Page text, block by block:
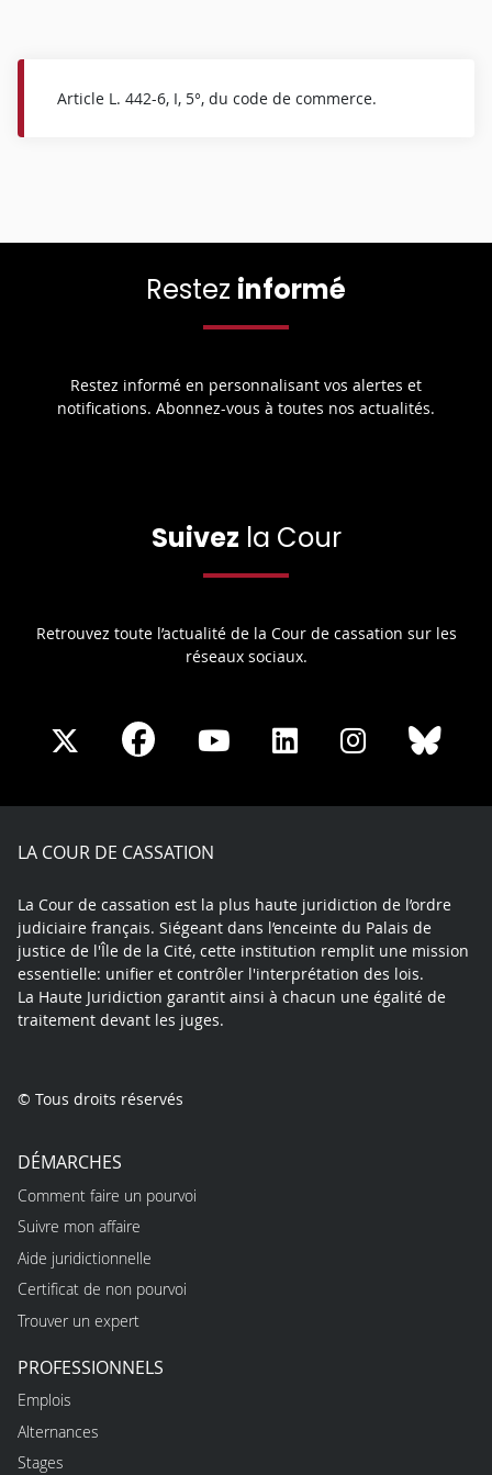
Article L. 442-6, I, 5°, du code de commerce.
Restez informé
Restez informé en personnalisant vos alertes et
notifications. Abonnez-vous à toutes nos actualités.
Suivez la Cour
Retrouvez toute l’actualité de la Cour de cassation sur les
réseaux sociaux.
Share
X
Share
Facebook
Share
Youtube
Share
LinkedIn
Share
Instagram
LA COUR DE CASSATION
La Cour de cassation est la plus haute juridiction de l’ordre
judiciaire français. Siégeant dans l’enceinte du Palais de
justice de l'Île de la Cité, cette institution remplit une mission
essentielle: unifier et contrôler l'interprétation des lois.
La Haute Juridiction garantit ainsi à chacun une égalité de
traitement devant les juges.
© Tous droits réservés
DÉMARCHES
Comment faire un pourvoi
Suivre mon affaire
Aide juridictionnelle
Certificat de non pourvoi
Trouver un expert
PROFESSIONNELS
Emplois
Alternances
Stages